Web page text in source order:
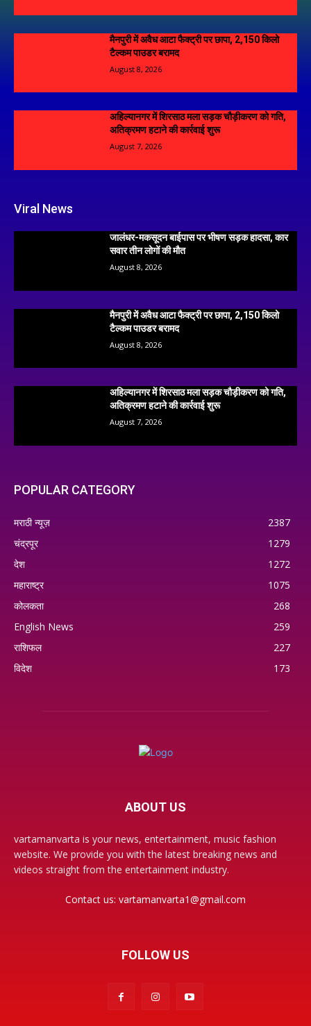
मैनपुरी में अवैध आटा फैक्ट्री पर छापा, 2,150 किलो
टैल्कम पाउडर बरामद
August 8, 2026
अहिल्यानगर में शिरसाठ मला सड़क चौड़ीकरण को गति,
अतिक्रमण हटाने की कार्रवाई शुरू
August 7, 2026
Viral News
जालंधर-मकसूदन बाईपास पर भीषण सड़क हादसा, कार
सवार तीन लोगों की मौत
August 8, 2026
मैनपुरी में अवैध आटा फैक्ट्री पर छापा, 2,150 किलो
टैल्कम पाउडर बरामद
August 8, 2026
अहिल्यानगर में शिरसाठ मला सड़क चौड़ीकरण को गति,
अतिक्रमण हटाने की कार्रवाई शुरू
August 7, 2026
POPULAR CATEGORY
मराठी न्यूज़
2387
चंद्रपूर
1279
देश
1272
महाराष्ट्र
1075
कोलकता
268
English News
259
राशिफल
227
विदेश
173
ABOUT US
vartamanvarta is your news, entertainment, music fashion
website. We provide you with the latest breaking news and
videos straight from the entertainment industry.
Contact us: vartamanvarta1@gmail.com
FOLLOW US